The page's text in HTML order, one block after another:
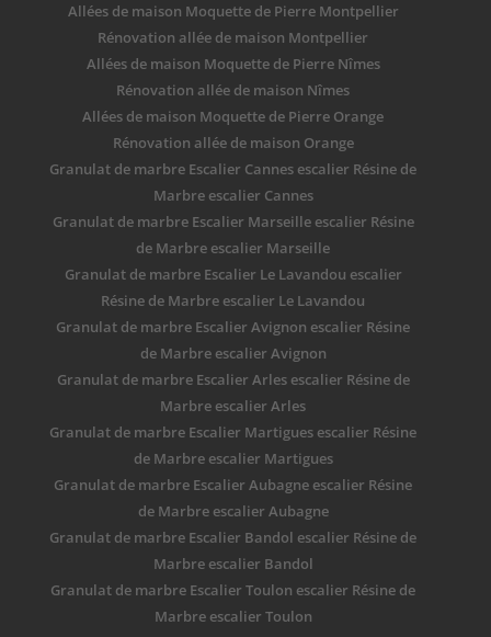
Allées de maison Moquette de Pierre Montpellier
Rénovation allée de maison Montpellier
Allées de maison Moquette de Pierre Nîmes
Rénovation allée de maison Nîmes
Allées de maison Moquette de Pierre Orange
Rénovation allée de maison Orange
Granulat de marbre Escalier Cannes escalier Résine de
Marbre escalier Cannes
Granulat de marbre Escalier Marseille escalier Résine
de Marbre escalier Marseille
Granulat de marbre Escalier Le Lavandou escalier
Résine de Marbre escalier Le Lavandou
Granulat de marbre Escalier Avignon escalier Résine
de Marbre escalier Avignon
Granulat de marbre Escalier Arles escalier Résine de
Marbre escalier Arles
Granulat de marbre Escalier Martigues escalier Résine
de Marbre escalier Martigues
Granulat de marbre Escalier Aubagne escalier Résine
de Marbre escalier Aubagne
Granulat de marbre Escalier Bandol escalier Résine de
Marbre escalier Bandol
Granulat de marbre Escalier Toulon escalier Résine de
Marbre escalier Toulon